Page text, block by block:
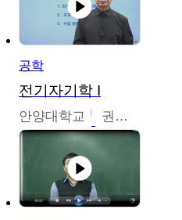
공학
전기자기학 I
안양대학교 권원현